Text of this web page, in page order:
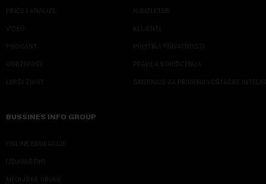
PRIČE I ANALIZE
VIDEO
PODCAST
ODRŽIVOST
LEPŠI ŽIVOT
NJUZLETER
KLIJENTI
POLITIKA PRIVATNOSTI
PRAVILA KORIŠĆENJA
SMERNICE ZA PRIMENU VEŠTAČKE
BUSSINES INFO GROUP
ONLINE EDUKACIJE
IZDAVAŠTVO
MEDIJSKE OBUKE